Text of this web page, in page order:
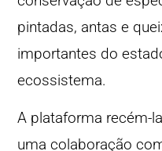
pintadas, antas e
importantes do
ecossistema.
A plataforma recém-
uma colaboração